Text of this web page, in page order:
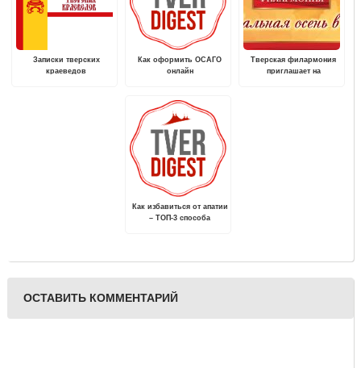
Записки тверских
краеведов
Как оформить ОСАГО
онлайн
Тверская филармония
приглашает на
Как избавиться от апатии
– ТОП-3 способа
ОСТАВИТЬ КОММЕНТАРИЙ